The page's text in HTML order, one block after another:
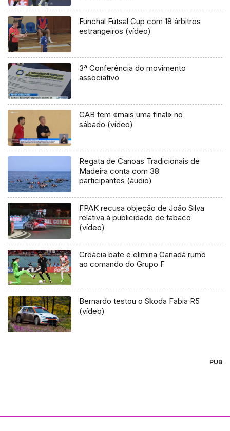
Funchal Futsal Cup com 18 árbitros
estrangeiros (vídeo)
3ª Conferência do movimento
associativo
CAB tem «mais uma final» no
sábado (vídeo)
Regata de Canoas Tradicionais de
Madeira conta com 38
participantes (áudio)
FPAK recusa objeção de João Silva
relativa à publicidade de tabaco
(vídeo)
Croácia bate e elimina Canadá rumo
ao comando do Grupo F
Bernardo testou o Skoda Fabia R5
(vídeo)
PUB